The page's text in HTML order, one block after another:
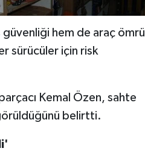
güvenliği hem de araç ömrü
sürücüler için risk
Kemal Özen, sahte
belirtti.